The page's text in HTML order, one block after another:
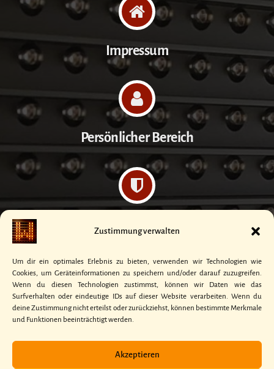
Zustimmung verwalten
Um dir ein optimales Erlebnis zu bieten, verwenden wir Technologien wie
Cookies, um Geräteinformationen zu speichern und/oder darauf zuzugreifen.
Wenn du diesen Technologien zustimmst, können wir Daten wie das
Surfverhalten oder eindeutige IDs auf dieser Website verarbeiten. Wenn du
deine Zustimmung nicht erteilst oder zurückziehst, können bestimmte Merkmale
und Funktionen beeinträchtigt werden.
Akzeptieren
Impressum
Persönlicher Bereich
Datenschutzerklärung
Kontakt